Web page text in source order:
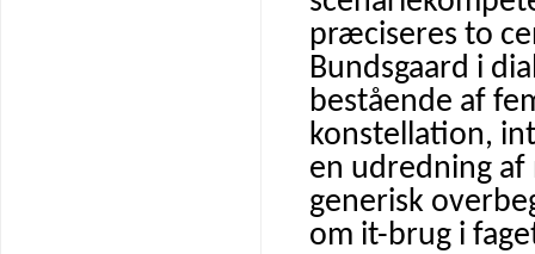
præciseres to
Bundsgaard i
bestående af
konstellation,
en udredning
generisk
om it-brug i